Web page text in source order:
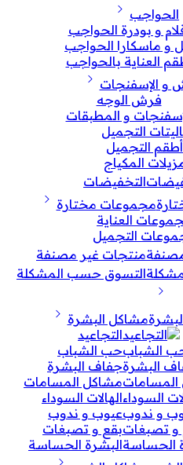
الحواجب
و بودرة الحواجب
و ماسكارا الحواجب
العناية بالحواجب
و الإسفنجات
فرش الوجه
و المطبقات
التجميل
أطقم التجميل
المكياج
التخفيضات
مجموعات مختارة
العناية
التجميل
منتجات غير مصنفة
التسوق حسب المشكلة
مشاكل البشرة
التجاعيد
حب الشباب
جفاف البشرة
مشاكل المسامات
الهالات السوداء
عيوب و ندوب
بقع و تصبغات
البشرة الحساسة